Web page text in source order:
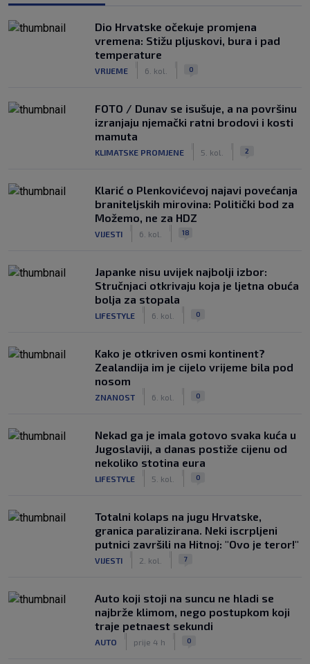
Dio Hrvatske očekuje promjena
vremena: Stižu pljuskovi, bura i pad
temperature
VRIJEME 6. kol. 0
FOTO / Dunav se isušuje, a na površinu
izranjaju njemački ratni brodovi i kosti
mamuta
KLIMATSKE PROMJENE 5. kol. 2
Klarić o Plenkovićevoj najavi povećanja
braniteljskih mirovina: Politički bod za
Možemo, ne za HDZ
VIJESTI 6. kol. 18
Japanke nisu uvijek najbolji izbor:
Stručnjaci otkrivaju koja je ljetna obuća
bolja za stopala
LIFESTYLE 6. kol. 0
Kako je otkriven osmi kontinent?
Zealandija im je cijelo vrijeme bila pod
nosom
ZNANOST 6. kol. 0
Nekad ga je imala gotovo svaka kuća u
Jugoslaviji, a danas postiže cijenu od
nekoliko stotina eura
LIFESTYLE 5. kol. 0
Totalni kolaps na jugu Hrvatske,
granica paralizirana. Neki iscrpljeni
putnici završili na Hitnoj: "Ovo je teror!"
VIJESTI 2. kol. 7
Auto koji stoji na suncu ne hladi se
najbrže klimom, nego postupkom koji
traje petnaest sekundi
AUTO prije 4 h 0